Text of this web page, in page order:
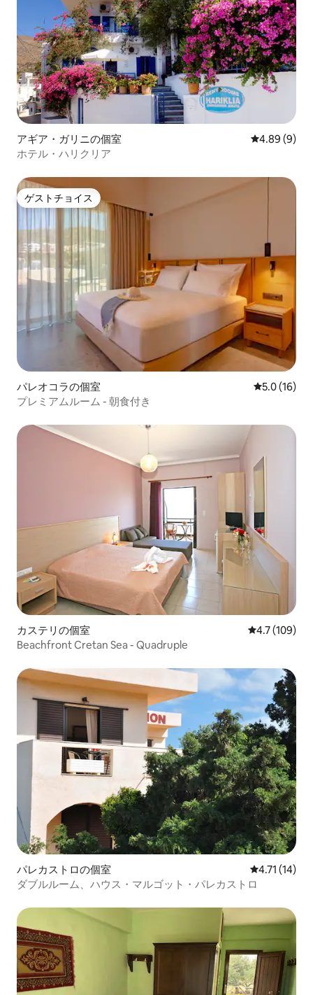
アギア・ガリニの個室 レビュー9件
4.89 (9)
ホテル・ハリクリア
ゲストチョイス
ゲストチョイス
パレオコラの個室 レビュー16
5.0 (16)
プレミアムルーム - 朝食付き
カステリの個室 レビュー109
4.7 (109)
Beachfront Cretan Sea - Quadruple
パレカストロの個室 レビュー14
4.71 (14)
ダブルルーム、ハウス・マルゴット・パレカストロ